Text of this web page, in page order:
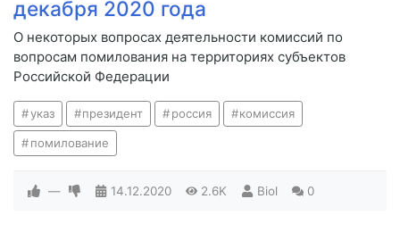
декабря 2020 года
О некоторых вопросах деятельности комиссий по
вопросам помилования на территориях субъектов
Российской Федерации
указ президент россия комиссия
помилование
— 14.12.2020 2.6K Biol 0